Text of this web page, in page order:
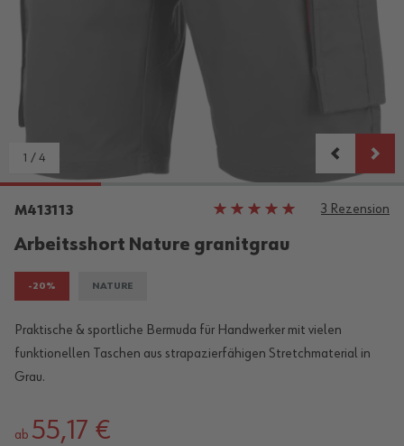
1 / 4
M413113
Bewertung:
3 Rezension
Arbeitsshort Nature granitgrau
-20% NATURE
Praktische & sportliche Bermuda für Handwerker mit vielen
funktionellen Taschen aus strapazierfähigen Stretchmaterial in
Grau.
ab 55,17 €